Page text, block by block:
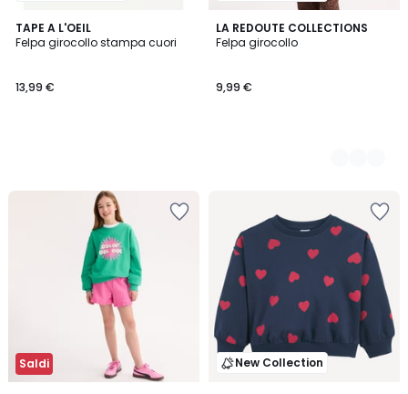
TAPE A L'OEIL
Felpa girocollo stampa cuori
13,99 €
LA REDOUTE COLLECTIONS
Felpa girocollo
9,99 €
5
Colori
Saldi New Collection